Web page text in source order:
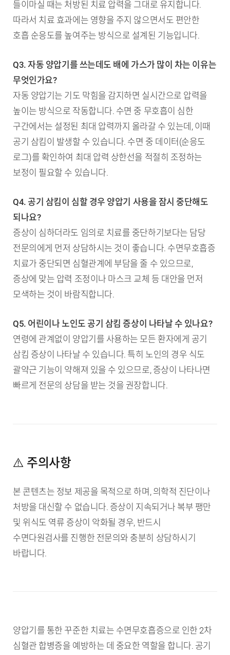
들이마실 때는 처방된 치료 압력을 그대로 유지합니다.
따라서 치료 효과에는 영향을 주지 않으면서도 편안한
호흡 순응도를 높여주는 방식으로 설계된 기능입니다.
Q3. 자동 양압기를 쓰는데도 배에 가스가 많이 차는 이유는
무엇인가요?
자동 양압기는 기도 막힘을 감지하면 실시간으로 압력을
높이는 방식으로 작동합니다. 수면 중 무호흡이 심한
구간에서는 설정된 최대 압력까지 올라갈 수 있는데, 이때
공기 삼킴이 발생할 수 있습니다. 수면 중 데이터(순응도
로그)를 확인하여 최대 압력 상한선을 적절히 조정하는
보정이 필요할 수 있습니다.
Q4. 공기 삼킴이 심할 경우 양압기 사용을 잠시 중단해도
되나요?
증상이 심하더라도 임의로 치료를 중단하기보다는 담당
전문의에게 먼저 상담하시는 것이 좋습니다. 수면무호흡증
치료가 중단되면 심혈관계에 부담을 줄 수 있으므로,
증상에 맞는 압력 조정이나 마스크 교체 등 대안을 먼저
모색하는 것이 바람직합니다.
Q5. 어린이나 노인도 공기 삼킴 증상이 나타날 수 있나요?
연령에 관계없이 양압기를 사용하는 모든 환자에게 공기
삼킴 증상이 나타날 수 있습니다. 특히 노인의 경우 식도
괄약근 기능이 약해져 있을 수 있으므로, 증상이 나타나면
빠르게 전문의 상담을 받는 것을 권장합니다.
⚠️ 주의사항
본 콘텐츠는 정보 제공을 목적으로 하며, 의학적 진단이나
처방을 대신할 수 없습니다. 증상이 지속되거나 복부 팽만
및 위식도 역류 증상이 악화될 경우, 반드시
수면다원검사를 진행한 전문의와 충분히 상담하시기
바랍니다.
양압기를 통한 꾸준한 치료는 수면무호흡증으로 인한 2차
심혈관 합병증을 예방하는 데 중요한 역할을 합니다. 공기